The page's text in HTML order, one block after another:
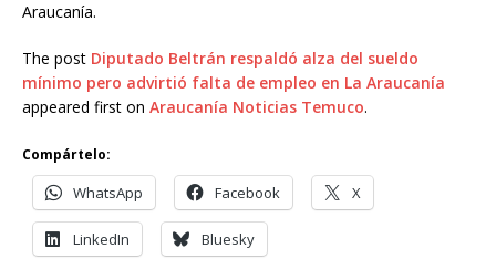
Araucanía.
The post Diputado Beltrán respaldó alza del sueldo
mínimo pero advirtió falta de empleo en La Araucanía
appeared first on Araucanía Noticias Temuco.
Compártelo:
WhatsApp Facebook X
LinkedIn Bluesky